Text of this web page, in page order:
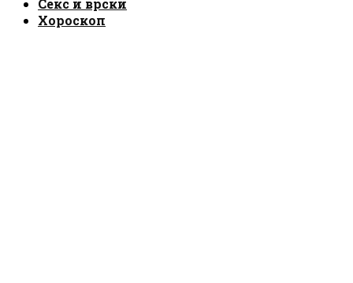
Секс и врски
Хороскоп